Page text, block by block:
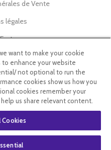
de Vente
légales
nous ?
want to make your cookie
to enhance your website
not optional to run the
cookies show us how you
cookies remember your
us share relevant content.
Cookies